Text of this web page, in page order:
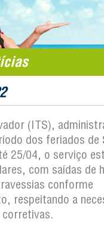
(ITS),
dos feriados de
25/04, o serviço
com saídas de
conforme
respeitando a
corretivas.